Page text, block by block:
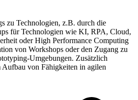
zu Technologien, z.B. durch die
für Technologien wie KI, RPA, Cloud,
oder High Performance Computing
von Workshops oder den Zugang zu
Umgebungen. Zusätzlich
von Fähigkeiten in agilen